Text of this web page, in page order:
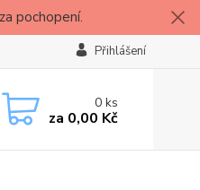
pochopení.
Přihlášení
0ks
za 0,00 Kč